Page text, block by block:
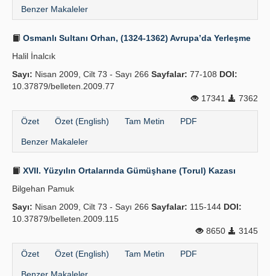
Benzer Makaleler
Osmanlı Sultanı Orhan, (1324-1362) Avrupa’da Yerleşme
Halil İnalcık
Sayı: Nisan 2009, Cilt 73 - Sayı 266 Sayfalar: 77-108 DOI:
10.37879/belleten.2009.77
17341
7362
Özet Özet (English) Tam Metin PDF
Benzer Makaleler
XVII. Yüzyılın Ortalarında Gümüşhane (Torul) Kazası
Bilgehan Pamuk
Sayı: Nisan 2009, Cilt 73 - Sayı 266 Sayfalar: 115-144 DOI:
10.37879/belleten.2009.115
8650
3145
Özet Özet (English) Tam Metin PDF